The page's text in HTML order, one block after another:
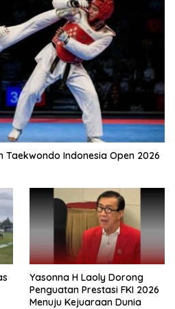
Taekwondo Indonesia Open 2026
Yasonna H Laoly Dorong
Penguatan Prestasi FKI 2026
Menuju Kejuaraan Dunia